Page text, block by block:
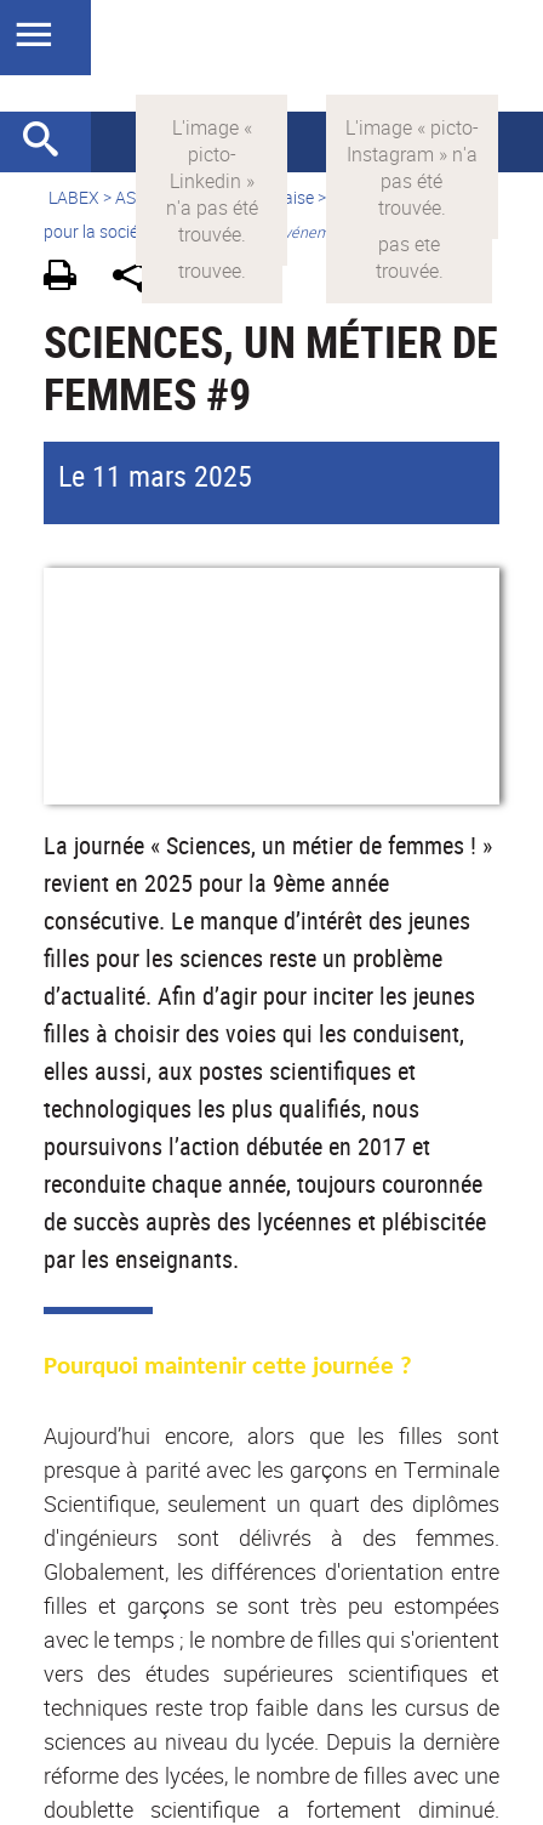
LABEX >ASLAN > Version française>
La science avec et
pour la société
Valorisation Evénements grand public
SCIENCES, UN MÉTIER DE
FEMMES #9
Le 11 mars 2025
La journée « Sciences, un métier de femmes ! »
revient en 2025 pour la 9ème année
consécutive. Le manque d’intérêt des jeunes
filles pour les sciences reste un problème
d’actualité. Afin d’agir pour inciter les jeunes
filles à choisir des voies qui les conduisent,
elles aussi, aux postes scientifiques et
technologiques les plus qualifiés, nous
poursuivons l’action débutée en 2017 et
reconduite chaque année, toujours couronnée
de succès auprès des lycéennes et plébiscitée
par les enseignants.
Pourquoi maintenir cette journée ?
Aujourd’hui encore, alors que les filles sont
presque à parité avec les garçons en Terminale
Scientifique, seulement un quart des diplômes
d'ingénieurs sont délivrés à des femmes.
Globalement, les différences d'orientation entre
filles et garçons se sont très peu estompées
avec le temps ; le nombre de filles qui s'orientent
vers des études supérieures scientifiques et
techniques reste trop faible dans les cursus de
sciences au niveau du lycée. Depuis la dernière
réforme des lycées, le nombre de filles avec une
doublette scientifique a fortement diminué.